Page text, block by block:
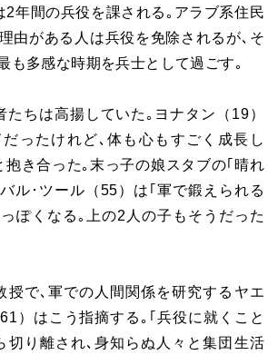
2年間の兵役を課される｡アラブ系住民
由がある人は兵役を免除されるが､そ
も多感な時期を兵士として過ごす｡
たちは高揚していた｡ヨナタン（19）
ったけれど､体も心もすごく成長し
抱き合った｡末っ子の娘スタブの｢晴れ
ル･ツール（55）は｢軍で鍛えられる
ぽくなる｡上の2人の子もそうだった
授で､軍での人間関係を研究するヤエ
）はこう指摘する｡｢兵役に就くこと
切り離され､身知らぬ人々と集団生活